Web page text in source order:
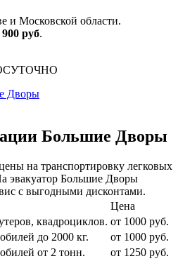
и Московской области.
900 руб.
Дворы
Большие Дворы
на транспортировку легковых
эвакуатор Большие Дворы
с выгодными дисконтами.
Цена
квадроциклов. от 1000 руб.
до 2000 кг.
от 1000 руб.
от 2 тонн.
от 1250 руб.